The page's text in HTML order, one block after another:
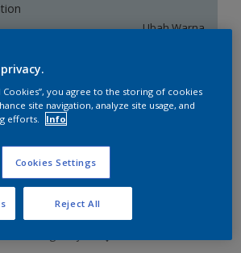
Ubah Warna
20 L
Kalkulator cat
Hitung
Cookies”, you agree to the storing of cookies
site navigation, analyze site usage, and
efforts.
Info
Cookies Settings
Reject All